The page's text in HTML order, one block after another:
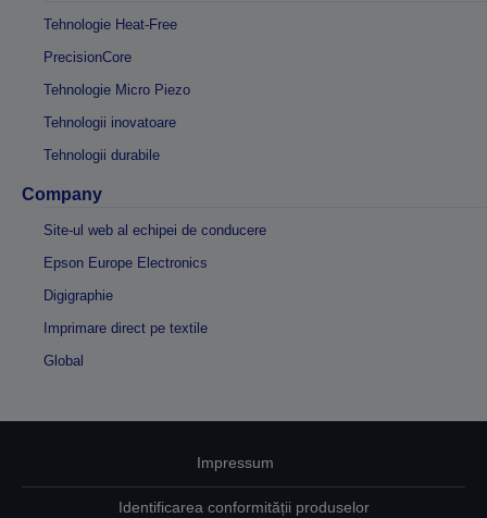
Tehnologie Heat-Free
PrecisionCore
Tehnologie Micro Piezo
Tehnologii inovatoare
Tehnologii durabile
Company
Site-ul web al echipei de conducere
Epson Europe Electronics
Digigraphie
Imprimare direct pe textile
Global
Impressum
Identificarea conformității produselor